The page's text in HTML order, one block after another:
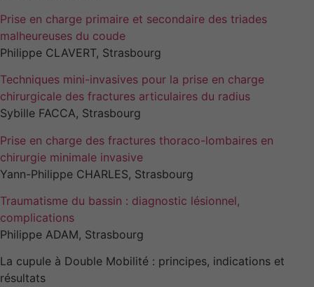
Prise en charge primaire et secondaire des triades
malheureuses du coude
Philippe CLAVERT, Strasbourg
Techniques mini-invasives pour la prise en charge
chirurgicale des fractures articulaires du radius
Sybille FACCA, Strasbourg
Prise en charge des fractures thoraco-lombaires en
chirurgie minimale invasive
Yann-Philippe CHARLES, Strasbourg
Traumatisme du bassin : diagnostic lésionnel,
complications
Philippe ADAM, Strasbourg
La cupule à Double Mobilité : principes, indications et
résultats